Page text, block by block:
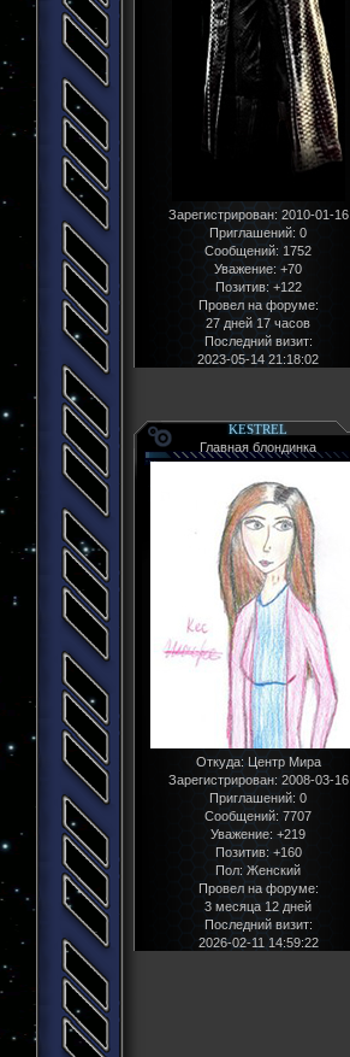
Зарегистрирован: 2010-01-16
Приглашений: 0
Сообщений: 1752
Уважение: +70
Позитив: +122
Провел на форуме:
27 дней 17 часов
Последний визит:
2023-05-14 21:18:02
KESTREL
Главная блондинка
Откуда:Центр Мира
Зарегистрирован: 2008-03-16
Приглашений: 0
Сообщений: 7707
Уважение: +219
Позитив: +160
Пол:Женский
Провел на форуме:
3 месяца 12 дней
Последний визит:
2026-02-11 14:59:22